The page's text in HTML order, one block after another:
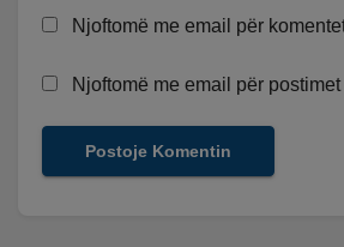
Njoftomë me email për
Njoftomë me email për postimet